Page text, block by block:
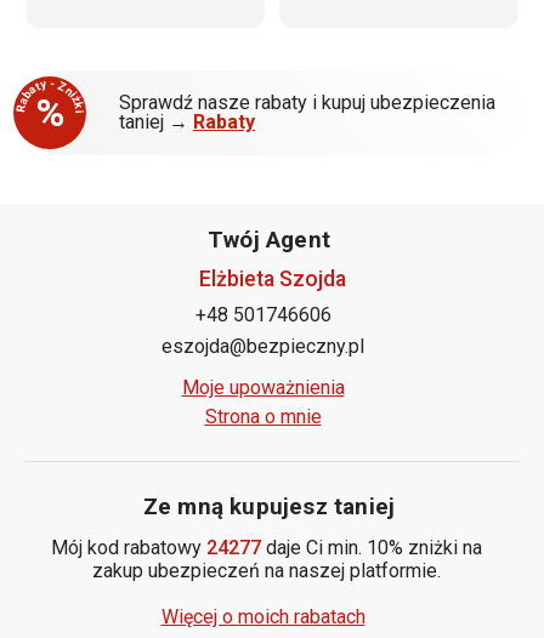
%
Rabaty - Zniżki
Sprawdź nasze rabaty i kupuj ubezpieczenia
taniej → Rabaty
Twój Agent
Elżbieta Szojda
+48 501746606
eszojda@bezpieczny.pl
Moje upoważnienia
Strona o mnie
Ze mną kupujesz taniej
Mój kod rabatowy 24277daje Ci min. 10% zniżki na
zakup ubezpieczeń na naszej platformie.
Więcej o moich rabatach